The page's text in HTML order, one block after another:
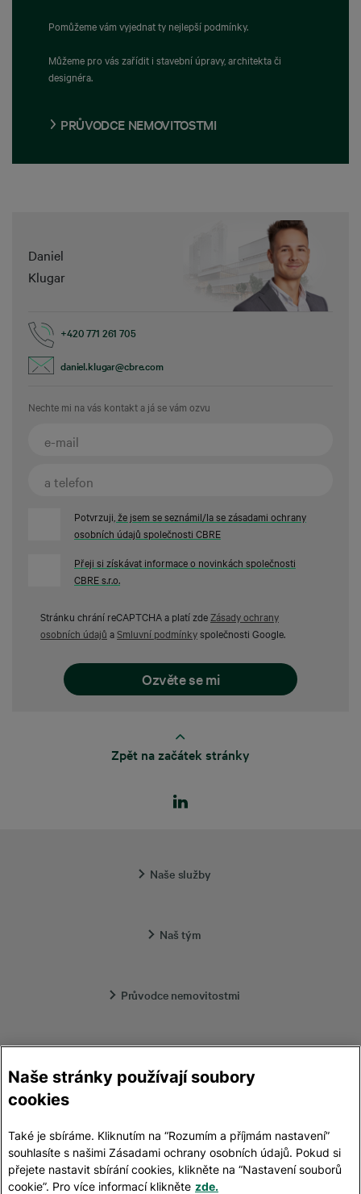
Pomůžeme vám vyjednat ty nejlepší podmínky.
Můžeme pro vás zařídit i stavební úpravy, architekta či
designéra.
PRŮVODCE NEMOVITOSTMI
Daniel
Klugar
+420 771 261 705
daniel.klugar@cbre.com
Nechte mi na vás kontakt a já se vám ozvu
Potvrzuji , že jsem se seznámil/la se zásadami ochrany
osobních údajů společnosti CBRE
Přeji si získávat informace o novinkách společnosti
CBRE s.r.o.
Stránku chrání reCAPTCHA a platí zdeZásady ochrany
osobních údajů aSmluvní podmínkyspolečnosti Google.
Zpět na začátek stránky
Naše služby
Naš tým
Průvodce nemovitostmi
Ochrana osobních údajů
Naše stránky používají soubory
cookies
Také je sbíráme. Kliknutím na “Rozumím a příjmám nastavení”
souhlasíte s našimi Zásadami ochrany osobních údajů. Pokud si
přejete nastavit sbírání cookies, klikněte na “Nastavení souborů
cookie”. Pro více informací klikněte zde.